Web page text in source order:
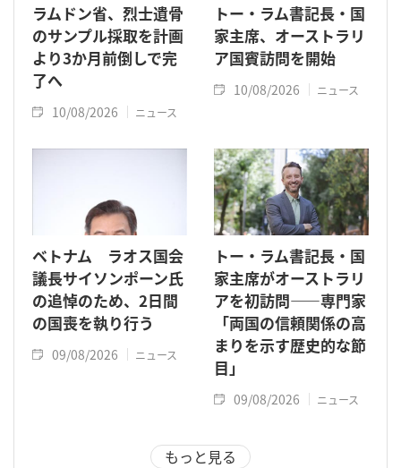
ラムドン省、烈士遺骨
のサンプル採取を計画
より3か月前倒しで完
了へ
10/08/2026 ニュース
トー・ラム書記長・国
家主席、オーストラリ
ア国賓訪問を開始
10/08/2026 ニュース
ベトナム ラオス国会
議長サイソンポーン氏
の追悼のため、2日間
の国喪を執り行う
09/08/2026 ニュース
トー・ラム書記長・国
家主席がオーストラリ
アを初訪問――専門家
「両国の信頼関係の高
まりを示す歴史的な節
目」
09/08/2026 ニュース
もっと見る